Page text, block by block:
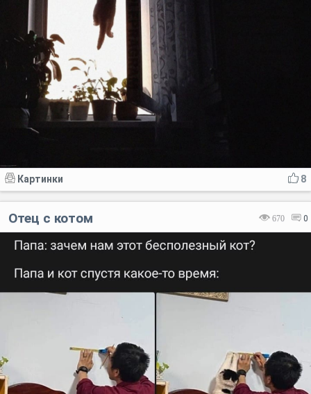
8
Картинки
670 0
Отец с котом